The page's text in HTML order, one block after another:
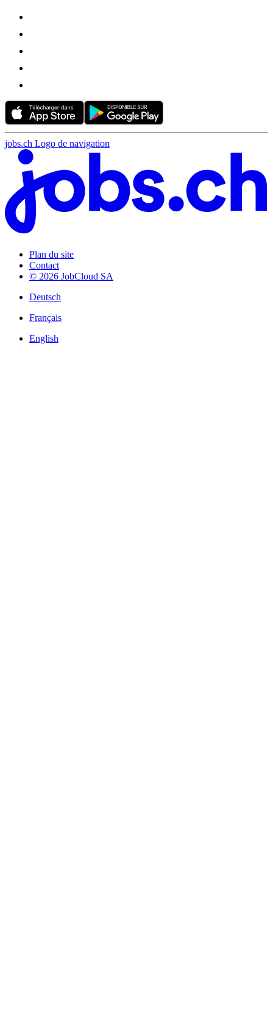
jobs.ch Logo de navigation
Plan du site
Contact
© 2026 JobCloud SA
Deutsch
Français
English